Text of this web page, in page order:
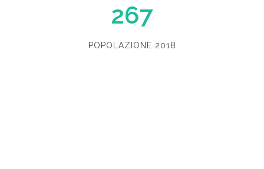
267
POPOLAZIONE 2018